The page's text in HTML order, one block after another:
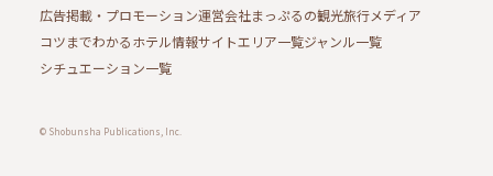
広告掲載・プロモーション運営会社まっぷるの観光旅行メディア
コツまでわかるホテル情報サイトエリア一覧ジャンル一覧
シチュエーション一覧
© Shobunsha Publications, Inc.